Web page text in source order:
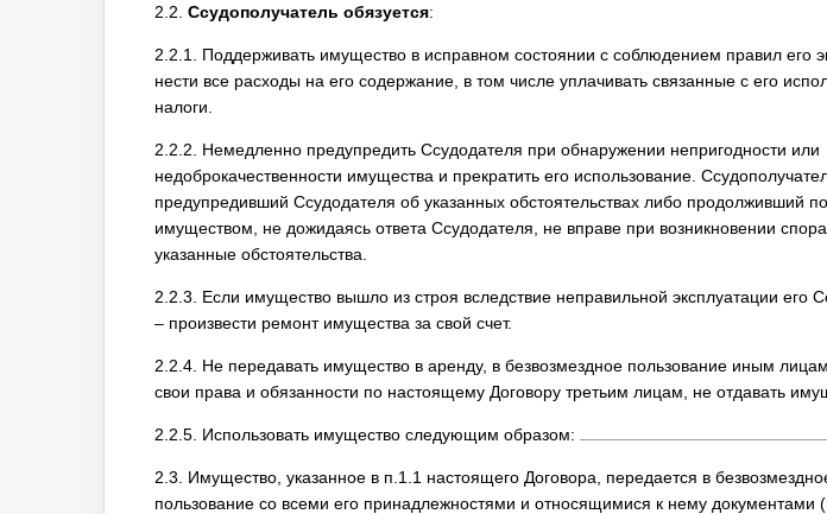
2.2. Ссудополучатель обязуется:
2.2.1. Поддерживать имущество в исправном состоянии с соблюдением правил его
нести все расходы на его содержание, в том числе уплачивать связанные с его
налоги.
2.2.2. Немедленно предупредить Ссудодателя при обнаружении непригодности или
недоброкачественности имущества и прекратить его использование.
предупредивший Ссудодателя об указанных обстоятельствах либо продолживший
имуществом, не дожидаясь ответа Ссудодателя, не вправе при возникновении
указанные обстоятельства.
2.2.3. Если имущество вышло из строя вследствие неправильной эксплуатации его
– произвести ремонт имущества за свой счет.
2.2.4. Не передавать имущество в аренду, в безвозмездное пользование иным
свои права и обязанности по настоящему Договору третьим лицам, не отдавать
2.2.5. Использовать имущество следующим образом:
2.3. Имущество, указанное в п.1.1 настоящего Договора, передается в
пользование со всеми его принадлежностями и относящимися к нему документами